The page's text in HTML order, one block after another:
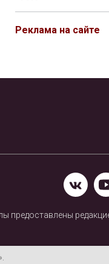
Реклама на сайте
предоставлены
ошибку? Выделите ее и